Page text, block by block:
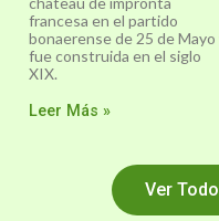
francesa en el partido
bonaerense de 25 de Mayo
fue construida en el siglo
XIX.
Leer Más »
Ver